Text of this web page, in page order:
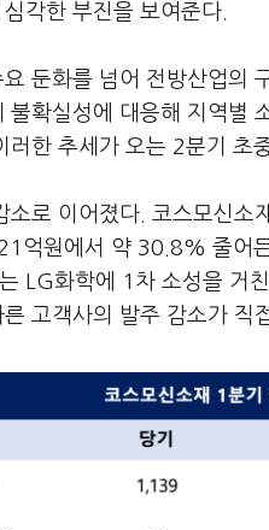
각한 부진을 보여준다.
둔화를 넘어 전방산업의
불확실성에 대응해 지역별
러한 추세가 오는 2분기 초
소로 이어졌다. 코스모신소
억원에서 약 30.8% 줄어
LG화학에 1차 소성을 거
고객사의 발주 감소가 직